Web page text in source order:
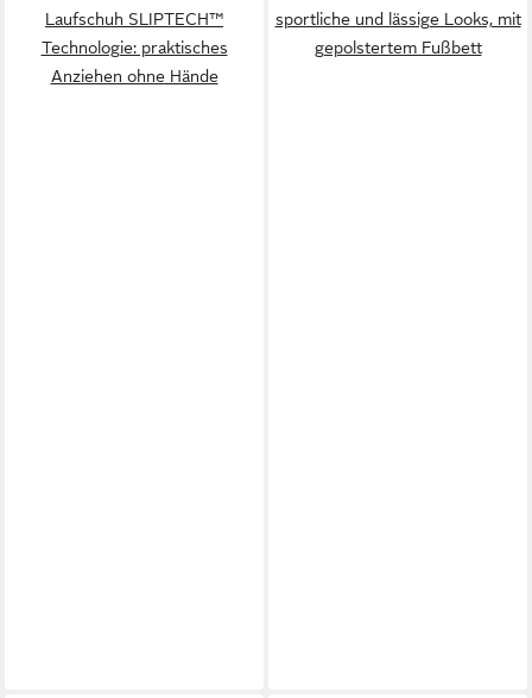
Laufschuh SLIPTECH™
Technologie: praktisches
Anziehen ohne Hände
sportliche und lässige Looks, mit
gepolstertem Fußbett